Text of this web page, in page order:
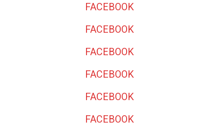
FACEBOOK
FACEBOOK
FACEBOOK
FACEBOOK
FACEBOOK
FACEBOOK